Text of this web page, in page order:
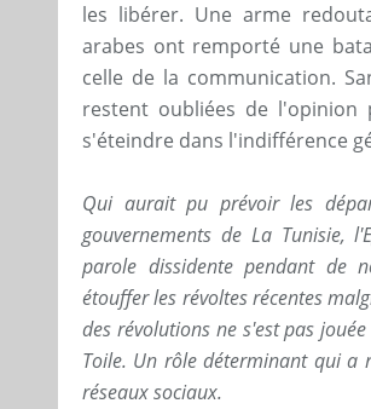
les libérer. Une arme
arabes ont remporté une
celle de la communication.
restent oubliées de
s'éteindre dans l'indifférence
Qui aurait pu prévoir les
gouvernements de La Tunisie,
parole dissidente pendant de
étouffer les révoltes récentes
des révolutions ne s'est pas
Toile. Un rôle déterminant qui a
réseaux sociaux.